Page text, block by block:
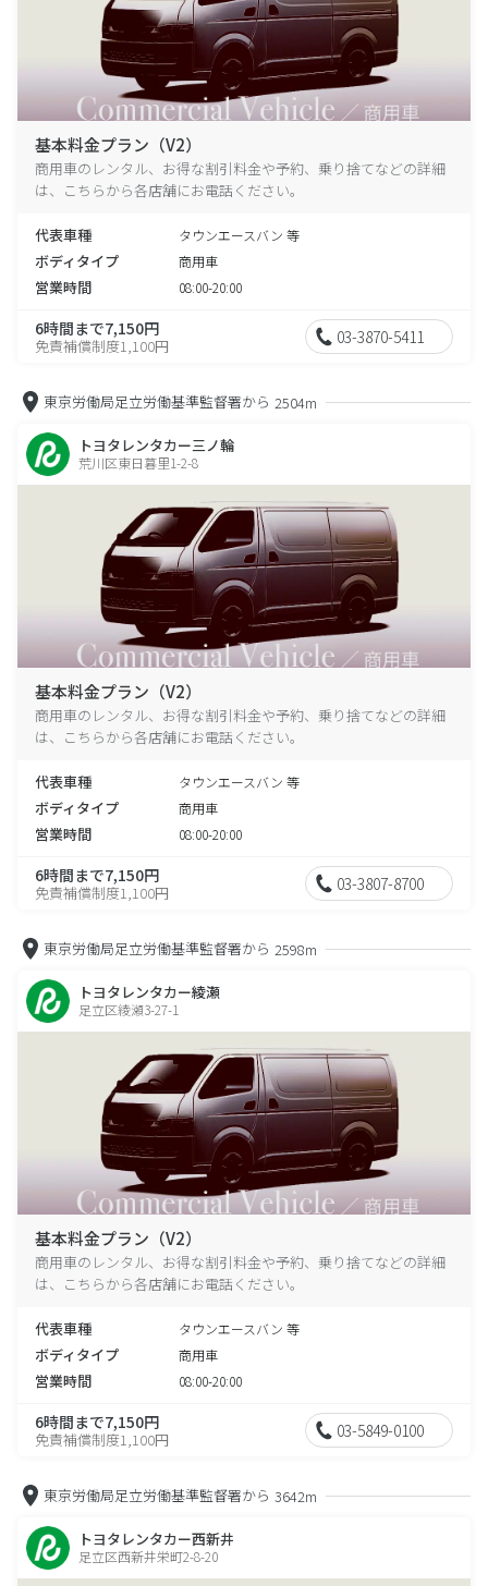
基本料金プラン（V2）
商用車のレンタル、お得な割引料金や予約、乗り捨てなどの詳細
は、こちらから各店舗にお電話ください。
代表車種 タウンエースバン 等
ボディタイプ 商用車
営業時間 08:00-20:00
6時間まで7,150円
免責補償制度1,100円 03-3870-5411
東京労働局足立労働基準監督署から 2504m
トヨタレンタカー三ノ輪
荒川区東日暮里1-2-8
基本料金プラン（V2）
商用車のレンタル、お得な割引料金や予約、乗り捨てなどの詳細
は、こちらから各店舗にお電話ください。
代表車種 タウンエースバン 等
ボディタイプ 商用車
営業時間 08:00-20:00
6時間まで7,150円
免責補償制度1,100円 03-3807-8700
東京労働局足立労働基準監督署から 2598m
トヨタレンタカー綾瀬
足立区綾瀬3-27-1
基本料金プラン（V2）
商用車のレンタル、お得な割引料金や予約、乗り捨てなどの詳細
は、こちらから各店舗にお電話ください。
代表車種 タウンエースバン 等
ボディタイプ 商用車
営業時間 08:00-20:00
6時間まで7,150円
免責補償制度1,100円 03-5849-0100
東京労働局足立労働基準監督署から 3642m
トヨタレンタカー西新井
足立区西新井栄町2-8-20